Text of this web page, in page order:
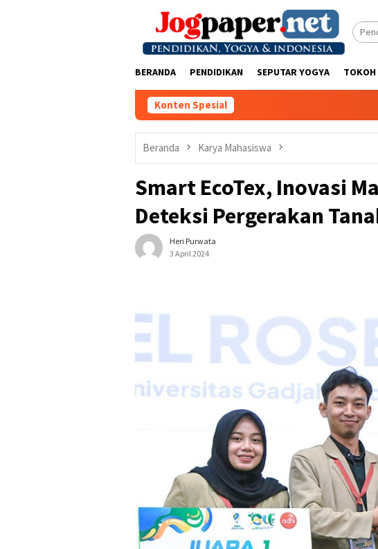
BERANDA PENDIDIKAN SEPUTAR YOGYA TOKOH
Konten Spesial
Beranda Karya Mahasiswa
Smart EcoTex, Inovasi
Deteksi Pergerakan
Heri Purwata
3 April 2024